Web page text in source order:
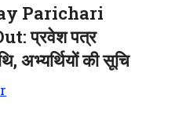
Parichari
प्रवेश पत्र
अभ्यर्थियों की सूचि